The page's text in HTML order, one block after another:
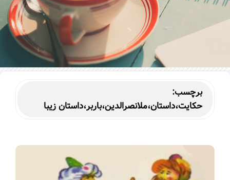
برچسب:
حکایت،داستان،ملانصرالدین،باربر،داستان زیبا